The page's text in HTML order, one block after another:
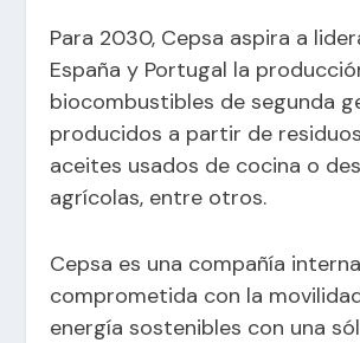
Para 2030, Cepsa aspira a
España y Portugal la
biocombustibles de segunda
producidos a partir de
aceites usados de cocina o
agrícolas, entre otros.
Cepsa es una compañía
comprometida con la
energía sostenibles con una